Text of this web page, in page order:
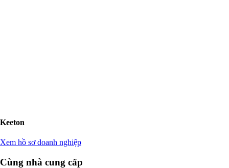
Keeton
Xem hồ sơ doanh nghiệp
Cùng nhà cung cấp